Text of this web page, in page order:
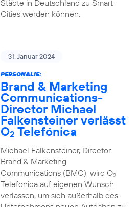
Städte in Deutschland zu Smart
Cities werden können.
31. Januar 2024
PERSONALIE:
Brand & Marketing
Communications-
Director Michael
Falkensteiner verlässt
O2 Telefónica
Michael Falkensteiner, Director
Brand & Marketing
Communications (BMC), wird O2
Telefonica auf eigenen Wunsch
verlassen, um sich außerhalb des